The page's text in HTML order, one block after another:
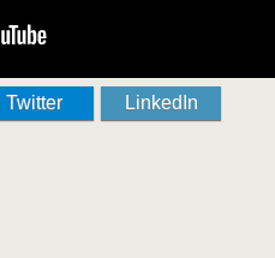
Twitter LinkedIn